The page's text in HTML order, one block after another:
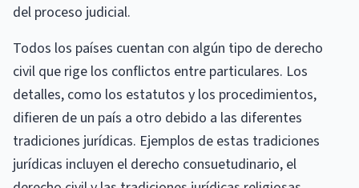
del proceso judicial.
Todos los países cuentan con algún tipo de derecho
civil que rige los conflictos entre particulares. Los
detalles, como los estatutos y los procedimientos,
difieren de un país a otro debido a las diferentes
tradiciones jurídicas. Ejemplos de estas tradiciones
jurídicas incluyen el derecho consuetudinario, el